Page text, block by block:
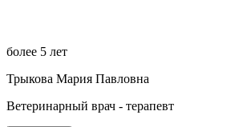
более 5 лет
Трыкова Мария Павловна
Ветеринарный врач - терапевт